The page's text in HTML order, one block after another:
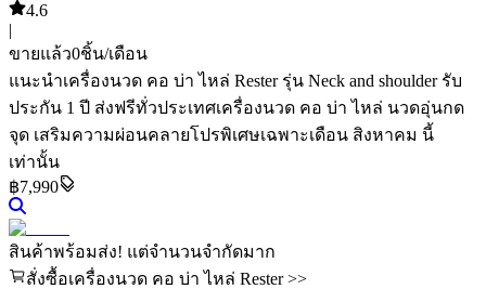
4.6
|
ขายแล้ว0ชิ้น/เดือน
แนะนำเครื่องนวด คอ บ่า ไหล่ Rester รุ่น Neck and shoulder รับ
ประกัน 1 ปี ส่งฟรีทั่วประเทศเครื่องนวด คอ บ่า ไหล่ นวดอุ่นกด
จุด เสริมความผ่อนคลายโปรพิเศษเฉพาะเดือน สิงหาคม นี้
เท่านั้น
฿7,990
สินค้าพร้อมส่ง! แต่จำนวนจำกัดมาก
สั่งซื้อเครื่องนวด คอ บ่า ไหล่ Rester >>